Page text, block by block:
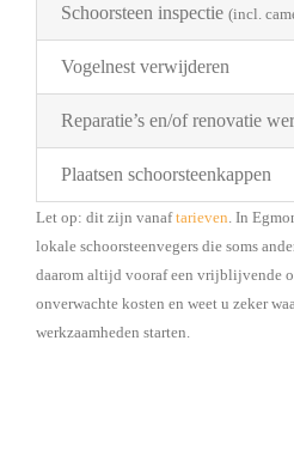
Schoorsteen inspectie (incl.
Vogelnest verwijderen
Reparatie’s en/of renovatie
Plaatsen schoorsteenkappen
Let op: dit zijn vanaftarieven . In
lokale schoorsteenvegers die soms
daarom altijd vooraf een vrijblijvende
onverwachte kosten en weet u zeker
werkzaamheden starten.